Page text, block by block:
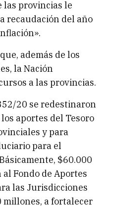
las provincias le
recaudación del año
además de los
la Nación
a las provincias.
20 se redestinaron
aportes del Tesoro
y para
para el
$60.000
Fondo de Aportes
las Jurisdicciones
millones, a fortalecer